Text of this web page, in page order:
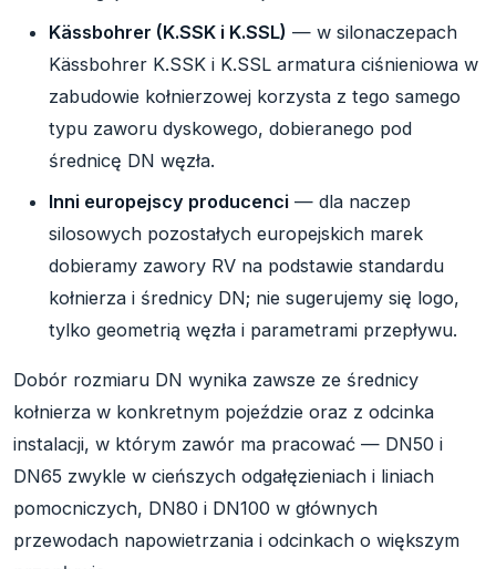
Kässbohrer (K.SSK i K.SSL) — w silonaczepach
Kässbohrer K.SSK i K.SSL armatura ciśnieniowa w
zabudowie kołnierzowej korzysta z tego samego
typu zaworu dyskowego, dobieranego pod
średnicę DN węzła.
Inni europejscy producenci — dla naczep
silosowych pozostałych europejskich marek
dobieramy zawory RV na podstawie standardu
kołnierza i średnicy DN; nie sugerujemy się logo,
tylko geometrią węzła i parametrami przepływu.
Dobór rozmiaru DN wynika zawsze ze średnicy
kołnierza w konkretnym pojeździe oraz z odcinka
instalacji, w którym zawór ma pracować — DN50 i
DN65 zwykle w cieńszych odgałęzieniach i liniach
pomocniczych, DN80 i DN100 w głównych
przewodach napowietrzania i odcinkach o większym